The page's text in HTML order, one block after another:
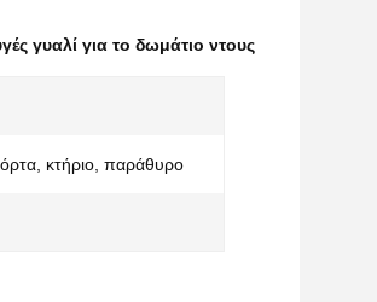
γυαλί για το δωμάτιο ντους
κτήριο, παράθυρο